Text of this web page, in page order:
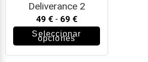
Deliverance 2
49 € - 69 €
Seleccionar
opciones